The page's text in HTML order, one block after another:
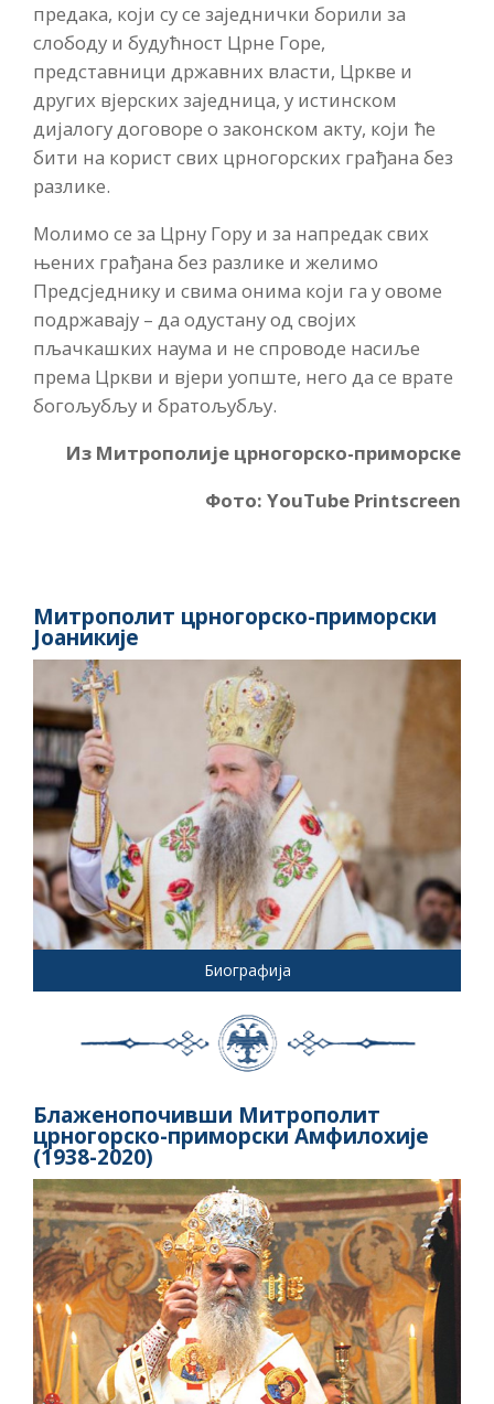
предака, који су се заједнички борили за
слободу и будућност Црне Горе,
представници државних власти, Цркве и
других вјерских заједница, у истинском
дијалогу договоре о законском акту, који ће
бити на корист свих црногорских грађана без
разлике.
Молимо се за Црну Гору и за напредак свих
њених грађана без разлике и желимо
Предсједнику и свима онима који га у овоме
подржавају – да одустану од својих
пљачкашких наума и не спроводе насиље
према Цркви и вјери уопште, него да се врате
богољубљу и братољубљу.
Из Митрополије црногорско-приморске
Фото: YouTube Printscreen
Митрополит црногорско-приморски
Јоаникије
Биографија
Блаженопочивши Митрополит
црногорско-приморски Амфилохије
(1938-2020)